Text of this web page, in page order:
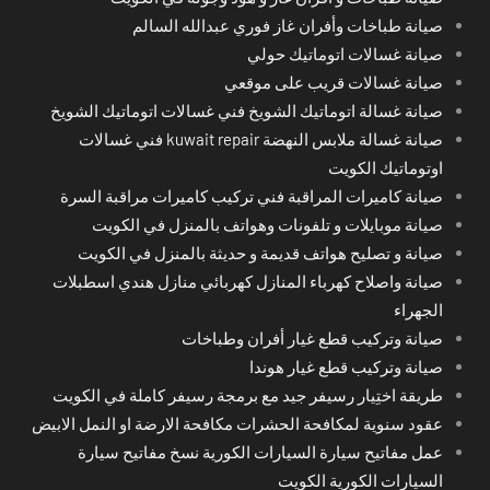
صيانة طباخات وأفران غاز فوري عبدالله السالم
صيانة غسالات اتوماتيك حولي
صيانة غسالات قريب على موقعي
صيانة غسالة اتوماتيك الشويخ فني غسالات اتوماتيك الشويخ
صيانة غسالة ملابس النهضة kuwait repair فني غسالات
اوتوماتيك الكويت
صيانة كاميرات المراقبة فني تركيب كاميرات مراقبة السرة
صيانة موبايلات و تلفونات وهواتف بالمنزل في الكويت
صيانة و تصليح هواتف قديمة و حديثة بالمنزل في الكويت
صيانة واصلاح كهرباء المنازل كهربائي منازل هندي اسطبلات
الجهراء
صيانة وتركيب قطع غيار أفران وطباخات
صيانة وتركيب قطع غيار هوندا
طريقة اختِيار رسيفر جيد مع برمجة رسيفر كاملة في الكويت
عقود سنوية لمكافحة الحشرات مكافحة الارضة او النمل الابيض
عمل مفاتيح سيارة السيارات الكورية نسخ مفاتيح سيارة
السيارات الكورية الكويت